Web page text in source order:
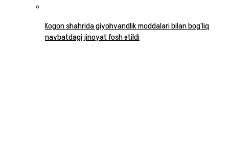
Kogon shahrida giyohvandlik moddalari bilan bog‘liq
navbatdagi jinoyat fosh etildi